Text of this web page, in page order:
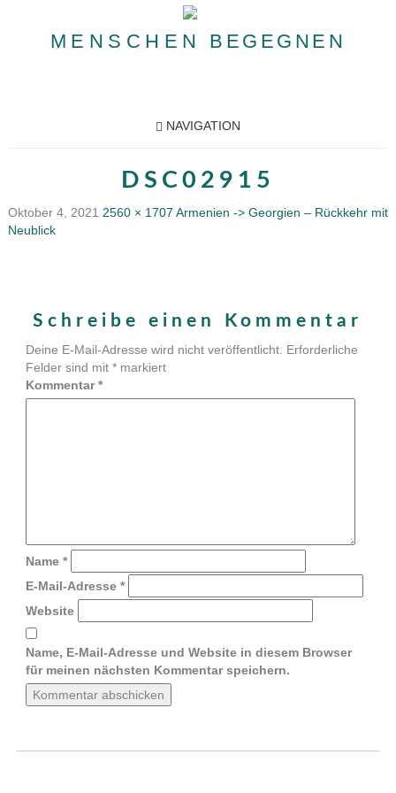
MENSCHEN BEGEGNEN
NAVIGATION
DSC02915
Oktober 4, 2021 2560 × 1707 Armenien -> Georgien – Rückkehr mit
Neublick
Schreibe einen Kommentar
Deine E-Mail-Adresse wird nicht veröffentlicht. Erforderliche
Felder sind mit *markiert
Kommentar*
Name *
E-Mail-Adresse *
Website
Name, E-Mail-Adresse und Website in diesem Browser
für meinen nächsten Kommentar speichern.